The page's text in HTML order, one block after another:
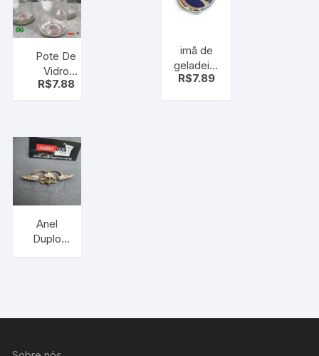
Pote De
Vidro
Redondo
vermelho
300ml
R$7.88
imã de
geladeira
pepsi
R$7.89
Anel
Duplo